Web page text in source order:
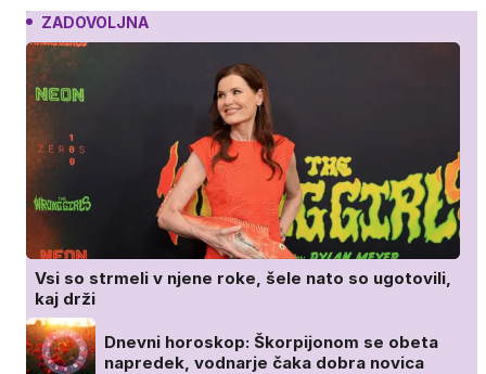
ZADOVOLJNA
Vsi so strmeli v njene roke, šele nato so ugotovili,
kaj drži
Dnevni horoskop: Škorpijonom se obeta
napredek, vodnarje čaka dobra novica